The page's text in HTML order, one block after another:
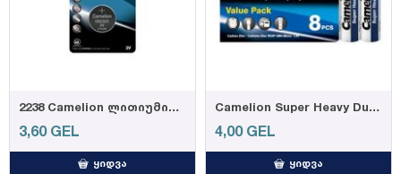
2238 Camelion ლითიუმის ელემენტი CR2320 BL-1
3,60 GEL
ᲧᲘᲓᲕᲐ
Camelion Super Heavy Duty, Blue AAA, 8-pc shrink
4,00 GEL
ᲧᲘᲓᲕᲐ